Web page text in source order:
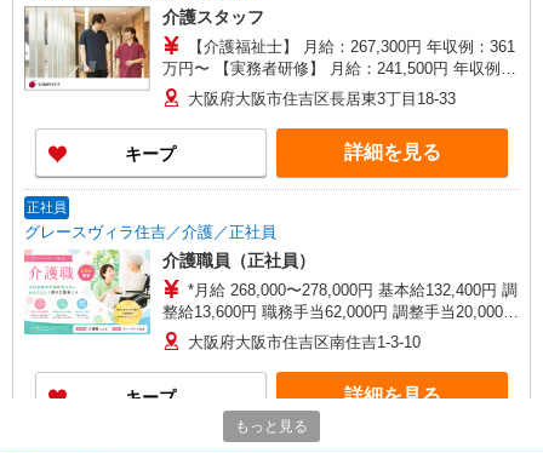
介護スタッフ
【介護福祉士】 月給：267,300円 年収例：361
万円〜 【実務者研修】 月給：241,500円 年収例：
330万円〜 【初任者研修】 月給：235,700円 年収
例：325万円〜 ※職務手当、働きがい向上手当、
日祝手当（月平均2回分）、夜勤手当（月平均5回
分）等、毎月平均的に支払われる手当を含みま
す。 ※介護福祉士のみ、特別職務手当も含む ◎残
与 基本給2.08ヶ月分/年支給
大阪府大阪市住吉区長居東3丁目18-33
キープ 詳細を見る
正社員
グレースヴィラ住吉／介護／正社員
介護職員（正社員）
*月給 268,000〜278,000円 基本給132,400円 調
整給13,600円 職務手当62,000円 調整手当20,000円
夜勤手当5,000円／回（月4回程度）※ 処遇改善手
当20,000円〜／月※ 資格手当10,000円/月（介護福
祉士資格保有の方） *試用期間中の月給 228,000〜
238,000円 ※試用期間3ヶ月経過後から支給 夜勤
手当5,000円／回（月4回程度） 処遇改善手当
20,000円〜／月
大阪府大阪市住吉区南住吉1-3-10
キープ 詳細を見る
もっと見る